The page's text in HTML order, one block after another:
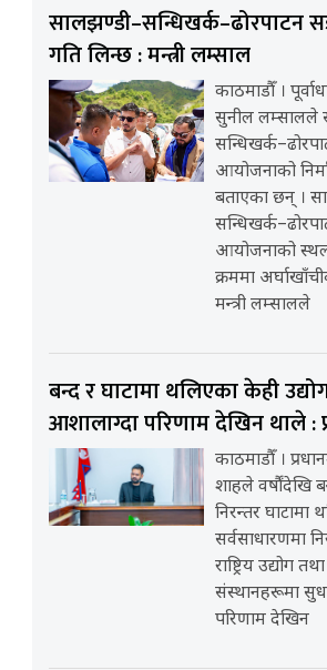
सालझण्डी–सन्धिखर्क–ढोरपाटन
गति लिन्छ : मन्त्री लम्साल
काठमाडौँ ।
सुनील लम्सालले
आयोजनाको
बताएका छन् ।
आयोजनाको
क्रममा
मन्त्री लम्सालले
बन्द र घाटामा थलिएका केही
आशालाग्दा परिणाम देखिन थाले :
काठमाडौँ ।
शाहले वर्षौंदेखि
निरन्तर घाटामा
सर्वसाधारणमा
राष्ट्रिय उद्योग
संस्थानहरूमा
परिणाम देखिन